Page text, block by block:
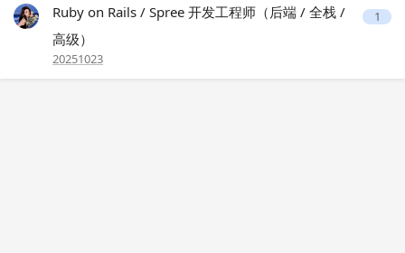
Ruby on Rails / Spree 开发工程师（后端 / 全栈 /
高级）
20251023
1